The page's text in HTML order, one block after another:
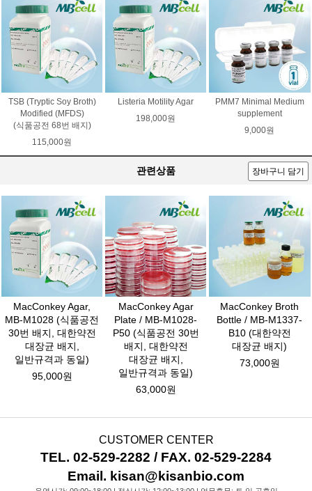
TSB (Tryptic Soy Broth)
Modified (MFDS)
(식품공전 68번 배지)
115,000원
Listeria Motility Agar
198,000원
PMM7 Minimal Medium
supplement
9,000원
관련상품 장바구니 담기
MacConkey Agar,
MB-M1028 (식품공전
30번 배지, 대한약전
대장균 배지,
일반규격과 동일)
95,000원
MacConkey Agar
Plate / MB-M1028-
P50 (식품공전 30번
배지, 대한약전
대장균 배지,
일반규격과 동일)
63,000원
MacConkey Broth
Bottle / MB-M1337-
B10 (대한약전
대장균 배지)
73,000원
CUSTOMER CENTER
TEL. 02-529-2282 / FAX. 02-529-2284
Email. kisan@kisanbio.com